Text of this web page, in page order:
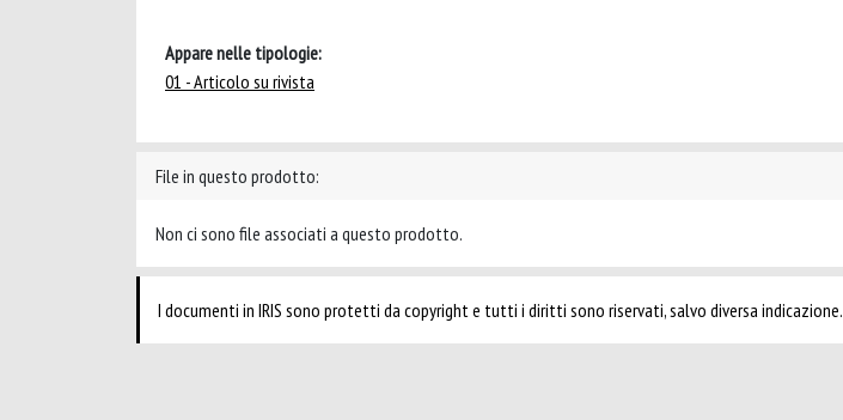
Appare nelle tipologie:
01 - Articolo su rivista
File in questo prodotto:
Non ci sono file associati a questo prodotto.
I documenti in IRIS sono protetti da copyright e tutti i diritti sono riservati, salvo diversa indicazione.